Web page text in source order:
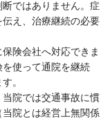
ではありません。症
え、治療継続の必要
険会社へ対応できま
使って通院を継続
。
院では交通事故に慣
院とは経営上無関係